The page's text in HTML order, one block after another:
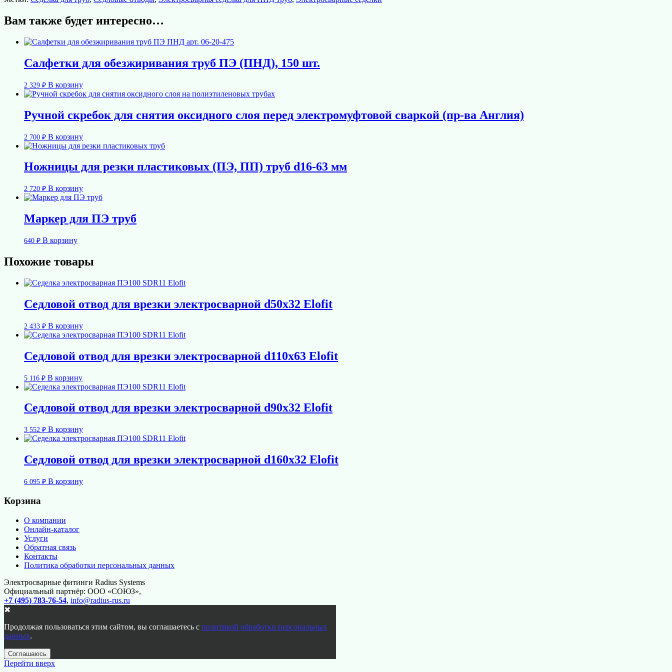
Вам также будет интересно…
Салфетки для обезжиривания труб ПЭ (ПНД), 150 шт.
2 329 ₽ В корзину
Ручной скребок для снятия оксидного слоя перед электромуфтовой сваркой (пр-ва Англия)
2 700 ₽ В корзину
Ножницы для резки пластиковых (ПЭ, ПП) труб d16-63 мм
2 720 ₽ В корзину
Маркер для ПЭ труб
640 ₽ В корзину
Похожие товары
Седловой отвод для врезки электросварной d50х32 Elofit
2 433 ₽ В корзину
Седловой отвод для врезки электросварной d110х63 Elofit
5 116 ₽ В корзину
Седловой отвод для врезки электросварной d90х32 Elofit
3 552 ₽ В корзину
Седловой отвод для врезки электросварной d160х32 Elofit
6 095 ₽ В корзину
Корзина
О компании
Онлайн-каталог
Услуги
Обратная связь
Контакты
Политика обработки персональных данных
Электросварные фитинги Radius Systems
Официальный партнёр: ООО «СОЮЗ»,
+7 (495) 783-76-54, info@radius-rus.ru
✖
Продолжая пользоваться этим сайтом, вы соглашаетесь с политикой обработки персональных
данных.
Соглашаюсь
Перейти вверх